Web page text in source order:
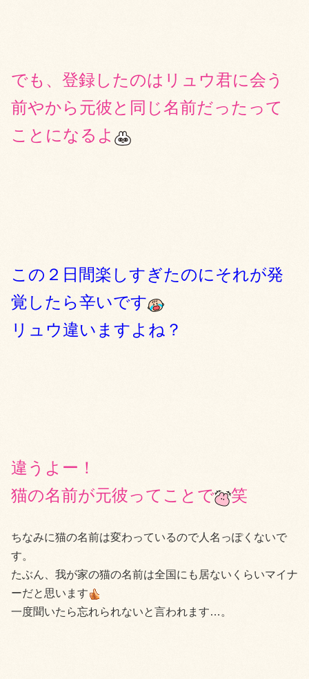
でも、登録したのはリュウ君に会う
前やから元彼と同じ名前だったって
ことになるよ
この２日間楽しすぎたのにそれが発
覚したら辛いです
リュウ違いますよね？
違うよー！
猫の名前が元彼ってことで
笑
ちなみに猫の名前は変わっているので人名っぽくないで
す。
たぶん、我が家の猫の名前は全国にも居ないくらいマイナ
ーだと思います
一度聞いたら忘れられないと言われます…。